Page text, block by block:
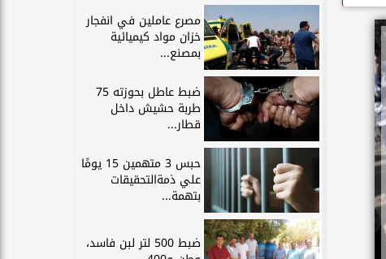
مصرع عاملين في انفجار
خزان مواد كيميائية
بمصنع...
ضبط عاطل بحوزته 75
طربة حشيش داخل
قطار...
حبس 3 متهمين 15 يومًا
علي ذمةالتحقيقات
بتهمة...
ضبط 500 لتر لبن فاسد،